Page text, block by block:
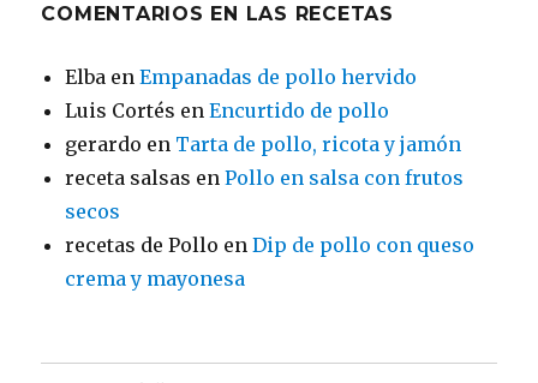
COMENTARIOS EN LAS RECETAS
Elba enEmpanadas de pollo hervido
Luis Cortés enEncurtido de pollo
gerardo en Tarta de pollo, ricota y jamón
receta salsas enPollo en salsa con frutos
secos
recetas de Pollo enDip de pollo con queso
crema y mayonesa